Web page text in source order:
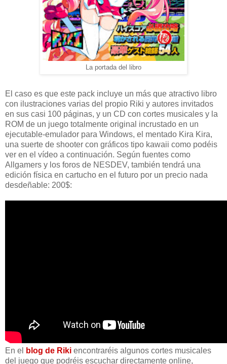
La portada del libro
El caso es que este pack incluye un más que atractivo libro
con ilustraciones varias del propio Riki y autores invitados
en sus casi 100 páginas, y un CD con cortes musicales y la
ROM de un juego totalmente original incrustado en un
ejecutable-emulador para Windows, el mentado Kira Kira,
una suerte de shooter con gráficos tipo kawaii como podéis
ver en el vídeo a continuación. Según fuentes como
Allgamers y los foros de NESDEV, también tendrá una
edición física en cartucho en el futuro por un precio nada
desdeñable: 200$:
En el blog de Riki encontraréis algunos cortes musicales
del juego que podréis escuchar directamente online,